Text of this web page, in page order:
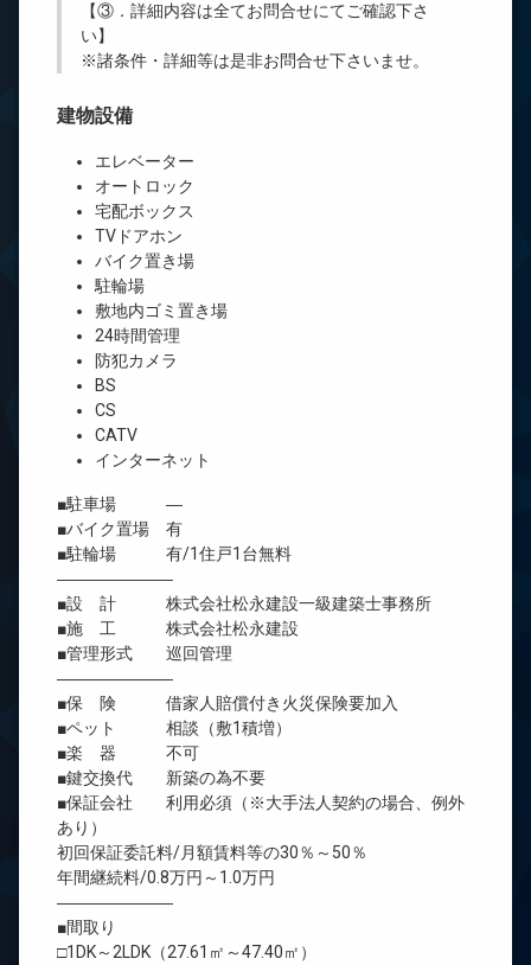
【③．詳細内容は全てお問合せにてご確認下さ
い】
※諸条件・詳細等は是非お問合せ下さいませ。
建物設備
エレベーター
オートロック
宅配ボックス
TVドアホン
バイク置き場
駐輪場
敷地内ゴミ置き場
24時間管理
防犯カメラ
BS
CS
CATV
インターネット
■駐車場 ―
■バイク置場 有
■駐輪場 有/1住戸1台無料
―――――――
■設 計 株式会社松永建設一級建築士事務所
■施 工 株式会社松永建設
■管理形式 巡回管理
―――――――
■保 険 借家人賠償付き火災保険要加入
■ペット 相談（敷1積増）
■楽 器 不可
■鍵交換代 新築の為不要
■保証会社 利用必須（※大手法人契約の場合、例外
あり）
初回保証委託料/月額賃料等の30％～50％
年間継続料/0.8万円～1.0万円
―――――――
■間取り
□1DK～2LDK（27.61㎡～47.40㎡）